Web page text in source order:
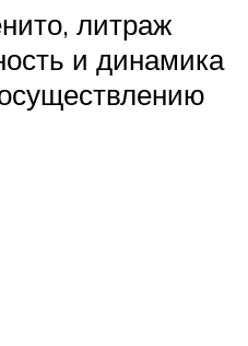
литраж
и динамика